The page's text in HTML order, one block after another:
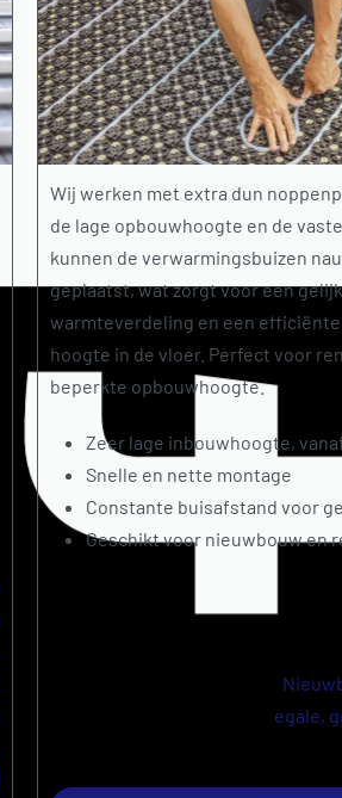
Wij werken met extra dun
de lage opbouwhoogte en de
kunnen de verwarmingsbuizen
geplaatst, wat zorgt voor een
warmteverdeling en een
hoogte in de vloer. Perfect voor
beperkte opbouwhoogte.
Zeer lage inbouwhoogte,
Snelle en nette montage
Constante buisafstand voor
Geschikt voor nieuwbouw en
egale,